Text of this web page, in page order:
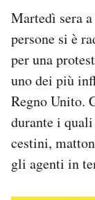
Martedì sera
persone si è
per una
uno dei più
Regno Unito.
durante i
cestini,
gli agenti in